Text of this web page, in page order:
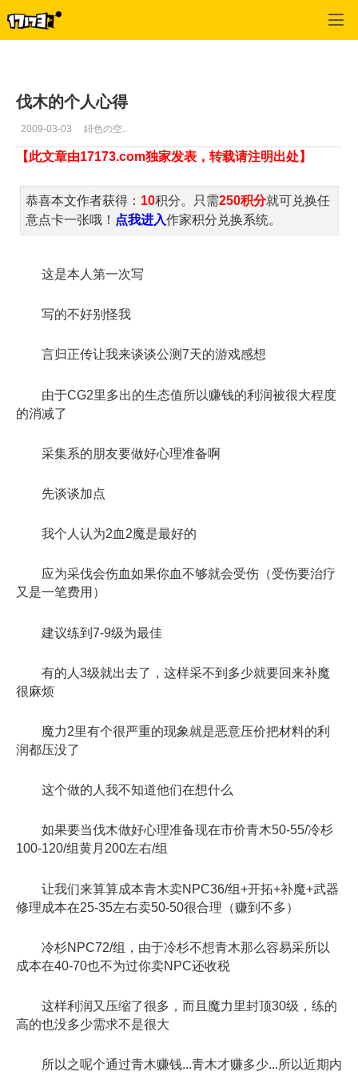
伐木的个人心得
2009-03-03 緋色の空..
【此文章由17173.com独家发表，转载请注明出处】
恭喜本文作者获得： 10积分。只需250积分就可兑换任
意点卡一张哦！ 点我进入作家积分兑换系统。
这是本人第一次写
写的不好别怪我
言归正传让我来谈谈公测7天的游戏感想
由于CG2里多出的生态值所以赚钱的利润被很大程度
的消减了
采集系的朋友要做好心理准备啊
先谈谈加点
我个人认为2血2魔是最好的
应为采伐会伤血如果你血不够就会受伤（受伤要治疗
又是一笔费用）
建议练到7-9级为最佳
有的人3级就出去了，这样采不到多少就要回来补魔
很麻烦
魔力2里有个很严重的现象就是恶意压价把材料的利
润都压没了
这个做的人我不知道他们在想什么
如果要当伐木做好心理准备现在市价青木50-55/冷杉
100-120/组黄月200左右/组
让我们来算算成本青木卖NPC36/组+开拓+补魔+武器
修理成本在25-35左右卖50-50很合理（赚到不多）
冷杉NPC72/组，由于冷杉不想青木那么容易采所以
成本在40-70也不为过你卖NPC还收税
这样利润又压缩了很多，而且魔力里封顶30级，练的
高的也没多少需求不是很大
所以之呢个通过青木赚钱...青木才赚多少...所以近期内